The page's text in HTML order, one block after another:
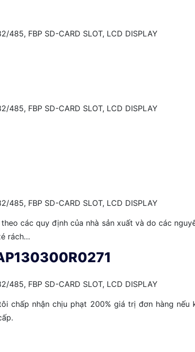
485, FBP SD-CARD SLOT, LCD DISPLAY
485, FBP SD-CARD SLOT, LCD DISPLAY
485, FBP SD-CARD SLOT, LCD DISPLAY
các quy định của nhà sản xuất và do các
rách…
485, FBP SD-CARD SLOT, LCD DISPLAY
chấp nhận chịu phạt 200% giá trị đơn hàng nếu